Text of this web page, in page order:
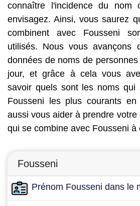
connaître l'incidence du nom
envisagez. Ainsi, vous saurez
combinent avec Fousseni
utilisés. Nous vous avançons
données de noms de
jour, et grâce à cela vous
savoir quels sont les noms qui
Fousseni les plus courants
aussi vous aider à prendre
qui se combine avec Fousseni à
Fousseni
Prénom Fousseni dans le